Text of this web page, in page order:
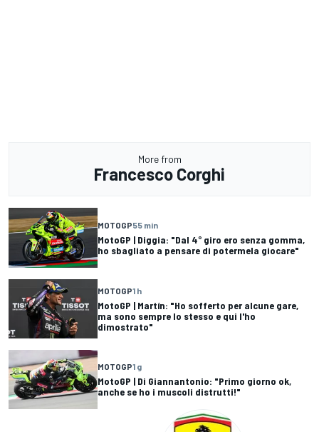
More from
Francesco Corghi
MOTOGP55 min
MotoGP | Diggia: "Dal 4° giro ero senza gomma,
ho sbagliato a pensare di potermela giocare"
MOTOGP1 h
MotoGP | Martín: "Ho sofferto per alcune gare,
ma sono sempre lo stesso e qui l'ho
dimostrato"
MOTOGP1 g
MotoGP | Di Giannantonio: "Primo giorno ok,
anche se ho i muscoli distrutti!"